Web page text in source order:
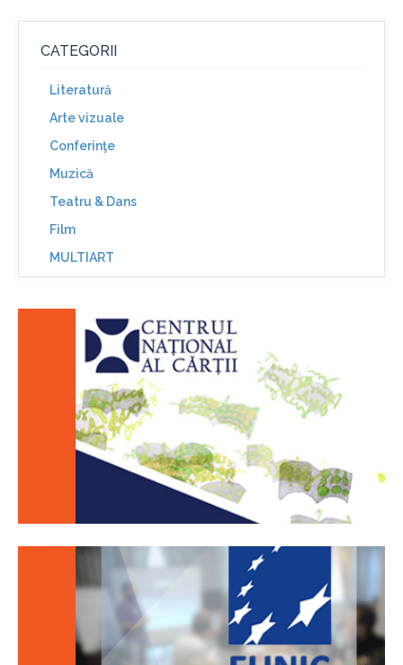
CATEGORII
Literatură
Arte vizuale
Conferinţe
Muzică
Teatru & Dans
Film
MULTIART